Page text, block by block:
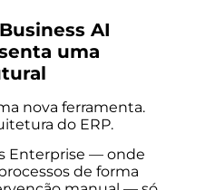
AI
uma
nova ferramenta.
do ERP.
Enterprise — onde
de forma